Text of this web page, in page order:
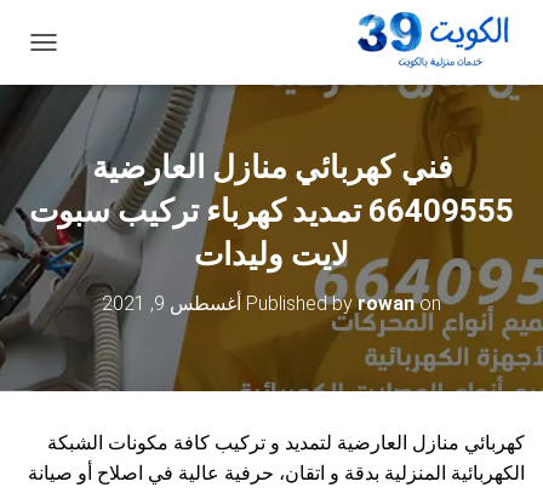
ب
ت
ن
ق
فني كهربائي منازل العارضية
66409555 تمديد كهرباء تركيب سبوت
لايت وليدات
Published byrowanon أغسطس 9, 2021
كهربائي منازل العارضية لتمديد و تركيب كافة مكونات الشبكة
الكهربائية المنزلية بدقة و اتقان، حرفية عالية في اصلاح أو صيانة